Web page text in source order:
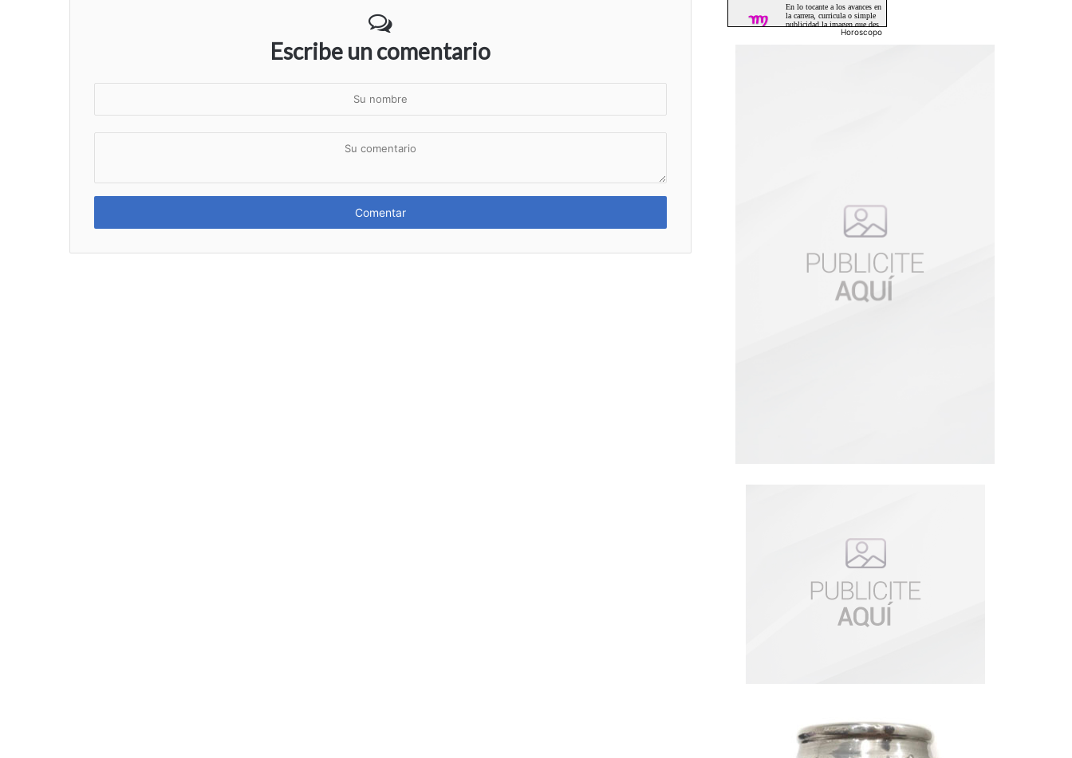
Escribe un comentario
t
Horoscopo